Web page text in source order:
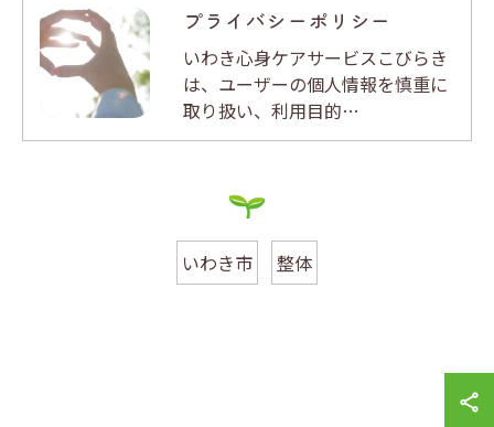
プライバシーポリシー
いわき心身ケアサービスこびらき
は、ユーザーの個人情報を慎重に
取り扱い、利用目的…
いわき市 整体